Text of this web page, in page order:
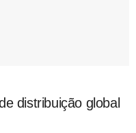
distribuição global